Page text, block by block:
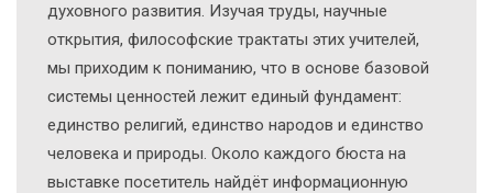
духовного развития. Изучая труды, научные
открытия, философские трактаты этих учителей,
мы приходим к пониманию, что в основе базовой
системы ценностей лежит единый фундамент:
единство религий, единство народов и единство
человека и природы. Около каждого бюста на
выставке посетитель найдёт информационную